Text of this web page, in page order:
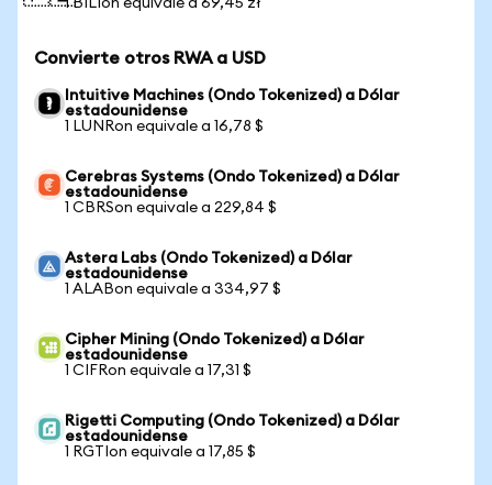
1 BILIon equivale a 69,45 zł
Convierte otros RWA a USD
Intuitive Machines (Ondo Tokenized) a Dólar
estadounidense
1 LUNRon equivale a 16,78 $
Cerebras Systems (Ondo Tokenized) a Dólar
estadounidense
1 CBRSon equivale a 229,84 $
Astera Labs (Ondo Tokenized) a Dólar
estadounidense
1 ALABon equivale a 334,97 $
Cipher Mining (Ondo Tokenized) a Dólar
estadounidense
1 CIFRon equivale a 17,31 $
Rigetti Computing (Ondo Tokenized) a Dólar
estadounidense
1 RGTIon equivale a 17,85 $